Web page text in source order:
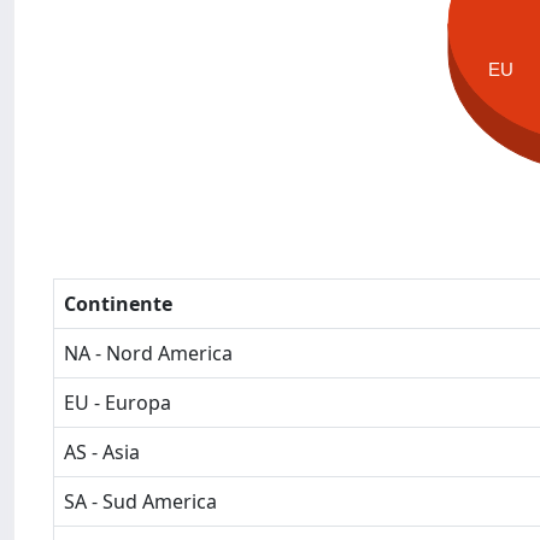
EU
Continente
NA - Nord America
EU - Europa
AS - Asia
SA - Sud America